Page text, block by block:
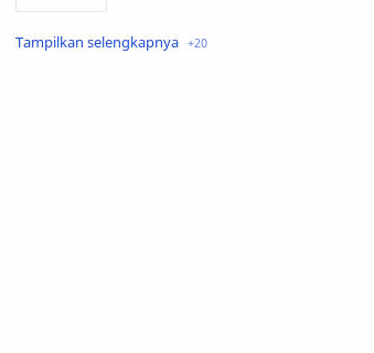
hukum internasional